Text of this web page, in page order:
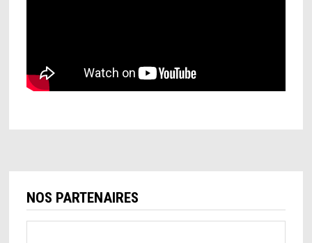
NOS PARTENAIRES